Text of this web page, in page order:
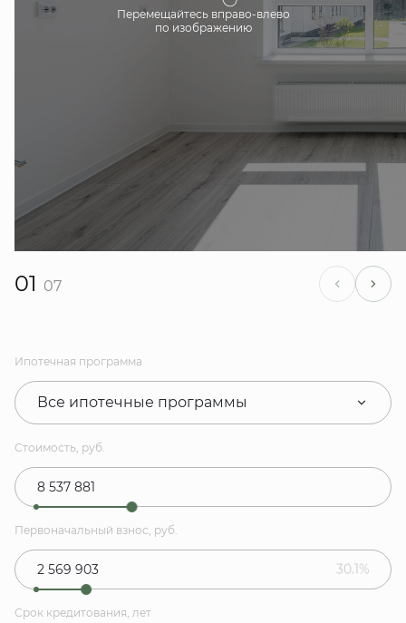
Перемещайтесь вправо-влево
по изображению
01 07
Ипотечная программа
Все ипотечные программы
Стоимость, руб.
Первоначальный взнос, руб.
30.1%
Срок кредитования, лет